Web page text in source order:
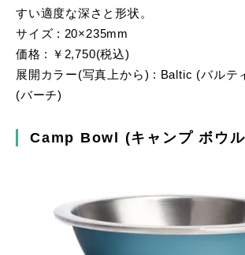
すい適度な深さと形状。
サイズ : 20×235mm
価格 : ￥2,750(税込)
展開カラー(写真上から) : Baltic (バルテ
(バーチ)
Camp Bowl (キャンプ ボウ